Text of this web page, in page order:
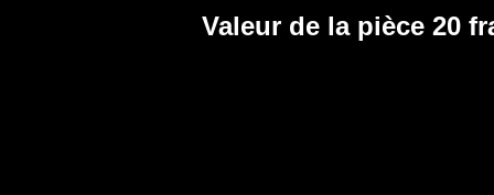
Valeur de la pièce 20